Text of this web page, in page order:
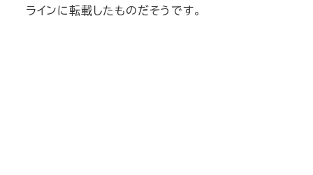
ラインに転載したものだそうです。